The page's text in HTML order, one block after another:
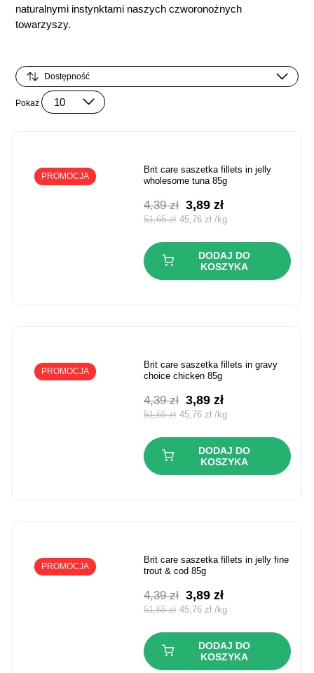
naturalnymi instynktami naszych czworonożnych
towarzyszy.
Pokaż
PROMOCJA
brit care saszetka fillets in jelly
wholesome tuna 85g
4,39zł Pierwotna
cena
4,39 zł.
3,89złAktualna
cena
3,89 zł.
51,65zł 45,76zł /kg
DODAJ DO
KOSZYKA
PROMOCJA
brit care saszetka fillets in gravy
choice chicken 85g
4,39zł Pierwotna
cena
4,39 zł.
3,89złAktualna
cena
3,89 zł.
51,65zł 45,76zł /kg
DODAJ DO
KOSZYKA
PROMOCJA
brit care saszetka fillets in jelly fine
trout & cod 85g
4,39zł Pierwotna
cena
4,39 zł.
3,89złAktualna
cena
3,89 zł.
51,65zł 45,76zł /kg
DODAJ DO
KOSZYKA